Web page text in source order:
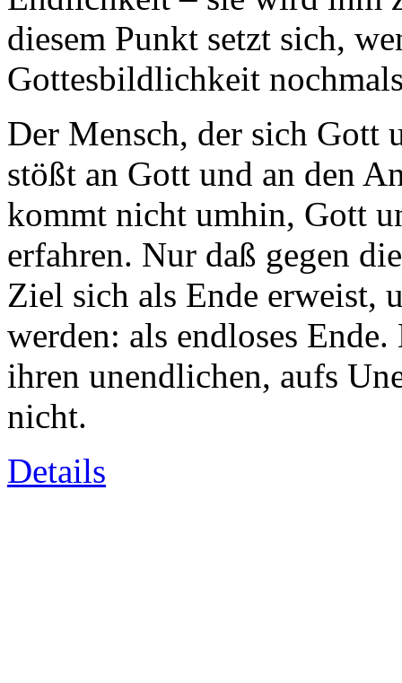
diesem Punkt setzt sich,
Gottesbildlichkeit
Der Mensch, der sich Gott
stößt an Gott und an den
kommt nicht umhin, Gott
erfahren. Nur daß gegen
Ziel sich als Ende erweist,
werden: als endloses
ihren unendlichen, aufs
nicht.
Details